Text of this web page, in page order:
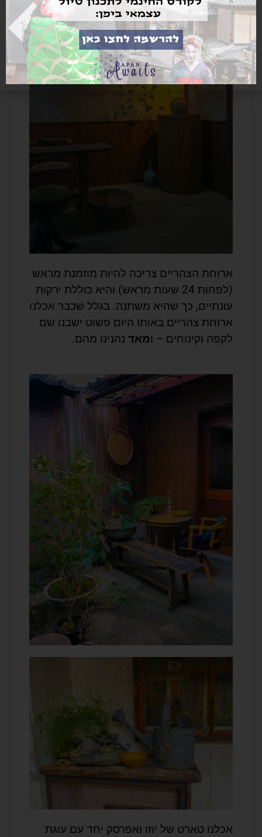
ארוחת הצהריים צריכה להיות מוזמנת מראש
(לפחות 24 שעות מראש) והיא כוללת ירקות
עונתיים, כך שהיא משתנה. בגלל שכבר אכלנו
ארוחת צהריים באותו היום פשוט ישבנו שם
לקפה וקינוחים – ומאד נהנינו מהם.
אכלנו טארט של יוזו ואפרסק יחד עם עוגת